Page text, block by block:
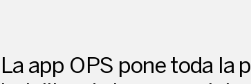
La app OPS pone toda la